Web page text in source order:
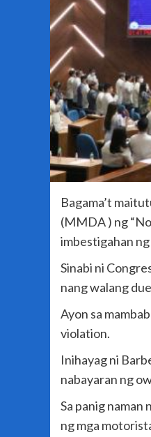
Bagama’t
(MMDA ) ng
imbestigahan
Sinabi ni
nang walang
Ayon sa
violation.
Inihayag ni
nabayaran ng
Sa panig naman
ng mga